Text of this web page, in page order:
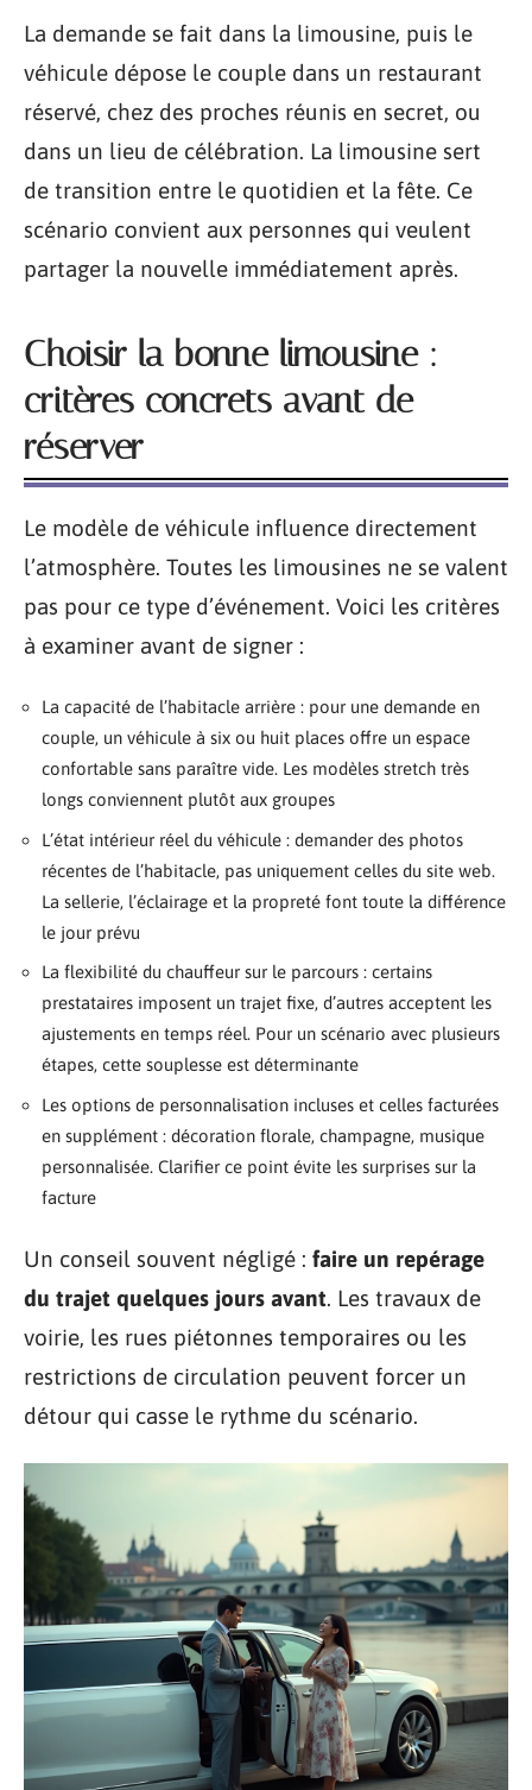
La demande se fait dans la limousine, puis le
véhicule dépose le couple dans un restaurant
réservé, chez des proches réunis en secret, ou
dans un lieu de célébration. La limousine sert
de transition entre le quotidien et la fête. Ce
scénario convient aux personnes qui veulent
partager la nouvelle immédiatement après.
Choisir la bonne limousine :
critères concrets avant de
réserver
Le modèle de véhicule influence directement
l’atmosphère. Toutes les limousines ne se valent
pas pour ce type d’événement. Voici les critères
à examiner avant de signer :
La capacité de l’habitacle arrière : pour une demande en
couple, un véhicule à six ou huit places offre un espace
confortable sans paraître vide. Les modèles stretch très
longs conviennent plutôt aux groupes
L’état intérieur réel du véhicule : demander des photos
récentes de l’habitacle, pas uniquement celles du site web.
La sellerie, l’éclairage et la propreté font toute la différence
le jour prévu
La flexibilité du chauffeur sur le parcours : certains
prestataires imposent un trajet fixe, d’autres acceptent les
ajustements en temps réel. Pour un scénario avec plusieurs
étapes, cette souplesse est déterminante
Les options de personnalisation incluses et celles facturées
en supplément : décoration florale, champagne, musique
personnalisée. Clarifier ce point évite les surprises sur la
facture
Un conseil souvent négligé : faire un repérage
du trajet quelques jours avant. Les travaux de
voirie, les rues piétonnes temporaires ou les
restrictions de circulation peuvent forcer un
détour qui casse le rythme du scénario.